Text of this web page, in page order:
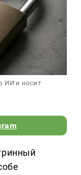
ИИ и носит